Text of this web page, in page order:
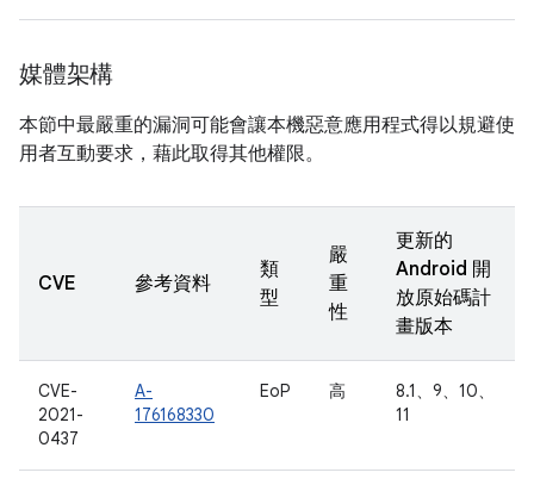
媒體架構
本節中最嚴重的漏洞可能會讓本機惡意應用程式得以規避使
用者互動要求，藉此取得其他權限。
CVE 參考資料
類
型
嚴
重
性
更新的
Android 開
放原始碼計
畫版本
CVE-
2021-
0437
A-
176168330
EoP 高
8.1、9、10、
11